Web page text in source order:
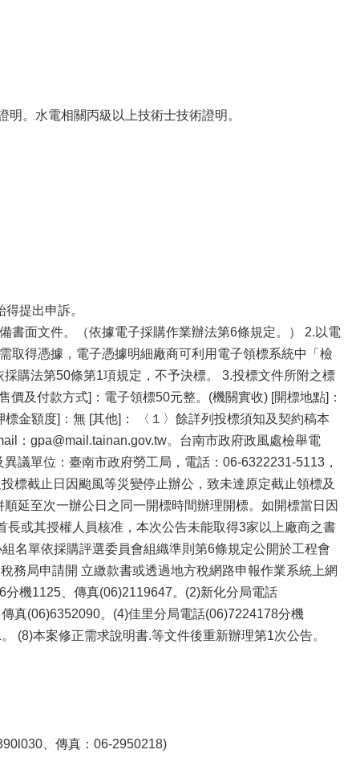
。水電相關丙級以上技術士技術證明。
提出申訴。
書面文件。（依據電子採購作業辦法第6條規定。） 2.以電
取得憑據，電子憑據明細廠商可利用電子領標系統中「檢
購法第50條第1項規定，不予決標。 3.投標文件所附之標
及付款方式]：電子領標50元整。(機關實收) [開標地點]：
金額度]：無 [其他]： 〈１〉餘詳列投標須知及契約稿本
：gpa@mail.tainan.gov.tw。台南市政府政風處檢舉電
議單位：臺南市政府勞工局，電話：06-6322231-5113，
標截止日因颱風等災變停止辦公，致未達原定截止領標及
延至次一辦公日之同一開標時間辦理開標。如開標當日因
或其授權人員核准，本次公告未能取得3家以上廠商之書
名單依採購評選委員會組織準則第6條規定公開於工程會
務局申請開 立繳款書或透過地方稅網路申報作業系統上網
機1125、傳真(06)2119647。(2)新化分局電話
真(06)6352090。(4)佳里分局電話(06)7224178分機
(8)本案修正需求說明書.等文件後重新辦理第1次公告。
、傳真：06-2950218)